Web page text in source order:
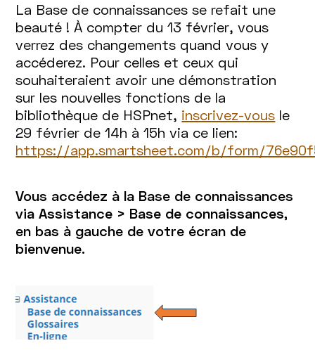
La Base de connaissances se refait une
beauté ! À compter du 13 février, vous
verrez des changements quand vous y
accéderez. Pour celles et ceux qui
souhaiteraient avoir une démonstration
sur les nouvelles fonctions de la
bibliothèque de HSPnet, inscrivez-vous le
29 février de 14h à 15h via ce lien:
https://app.smartsheet.com/b/form/
Vous accédez à la Base de connaissances
via Assistance > Base de connaissances,
en bas à gauche de votre écran de
bienvenue.